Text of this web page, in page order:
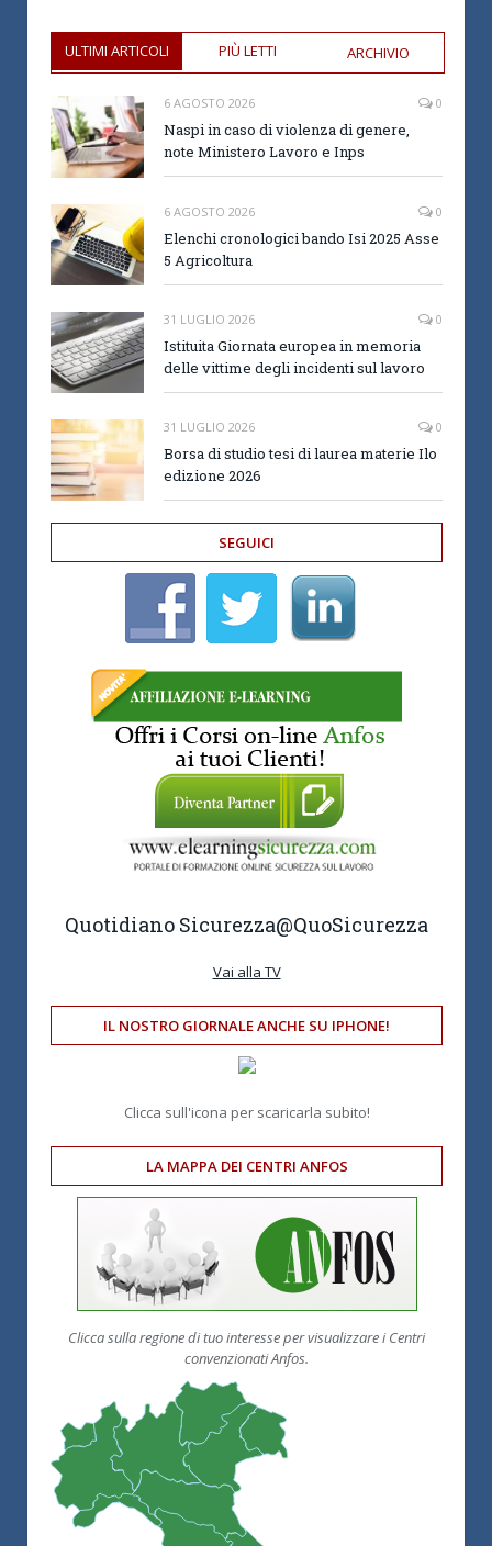
ULTIMI ARTICOLI PIÙ LETTI ARCHIVIO
6 AGOSTO 2026 0
Naspi in caso di violenza di genere,
note Ministero Lavoro e Inps
6 AGOSTO 2026 0
Elenchi cronologici bando Isi 2025 Asse
5 Agricoltura
31 LUGLIO 2026 0
Istituita Giornata europea in memoria
delle vittime degli incidenti sul lavoro
31 LUGLIO 2026 0
Borsa di studio tesi di laurea materie Ilo
edizione 2026
SEGUICI
Quotidiano Sicurezza@QuoSicurezza
Vai alla TV
IL NOSTRO GIORNALE ANCHE SU IPHONE!
Clicca sull'icona per scaricarla subito!
LA MAPPA DEI CENTRI ANFOS
Clicca sulla regione di tuo interesse per visualizzare i Centri
convenzionati Anfos.